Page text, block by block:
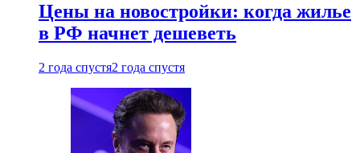
Цены на новостройки: когда жилье
в РФ начнет дешеветь
2 года спустя2 года спустя